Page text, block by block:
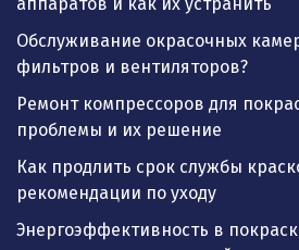
Обслуживание окрасочных
фильтров и вентиляторов?
Ремонт компрессоров для
проблемы и их решение
Как продлить срок службы
рекомендации по уходу
Энергоэффективность в